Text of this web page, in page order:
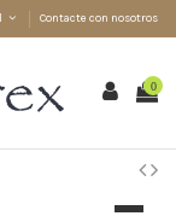
Contacte con nosotros
0